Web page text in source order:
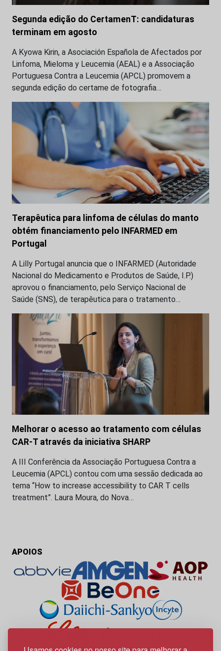
Segunda edição do CertamenT: candidaturas
terminam em agosto
A Kyowa Kirin, a Asociación Española de Afectados por
Linfoma, Mieloma y Leucemia (AEAL) e a Associação
Portuguesa Contra a Leucemia (APCL) promovem a
segunda edição do certame de fotografia…
Terapêutica para linfoma de células do manto
obtém financiamento pelo INFARMED em
Portugal
A Lilly Portugal anuncia que o INFARMED (Autoridade
Nacional do Medicamento e Produtos de Saúde, I.P.)
aprovou o financiamento, pelo Serviço Nacional de
Saúde (SNS), de terapêutica para o tratamento…
Melhorar o acesso ao tratamento com células
CAR-T através da iniciativa SHARP
A III Conferência da Associação Portuguesa Contra a
Leucemia (APCL) contou com uma sessão dedicada ao
tema “How to increase accessibility to CAR T cells
treatment”. Laura Moura, do Nova…
APOIOS